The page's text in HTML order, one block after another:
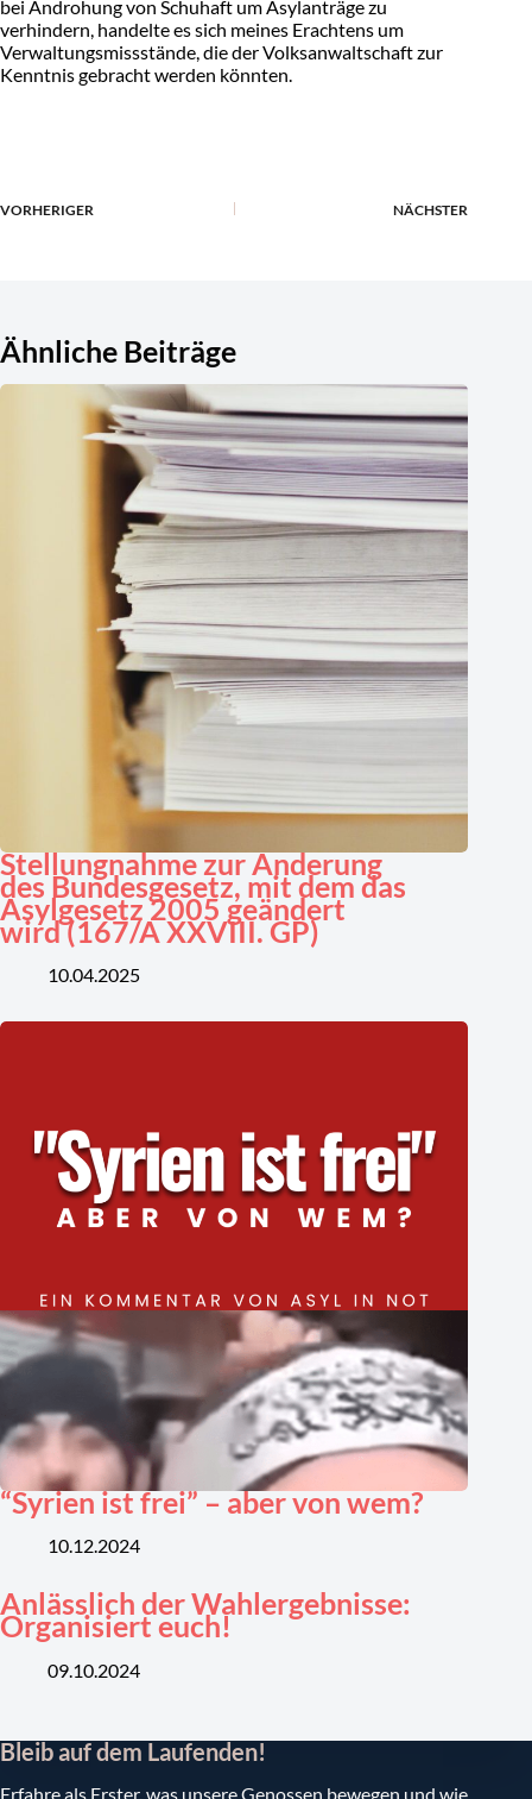
bei Androhung von Schuhaft um Asylanträge zu
verhindern, handelte es sich meines Erachtens um
Verwaltungsmissstände, die der Volksanwaltschaft zur
Kenntnis gebracht werden könnten.
VORHERIGER NÄCHSTER
Ähnliche Beiträge
Stellungnahme zur Änderung
des Bundesgesetz, mit dem das
Asylgesetz 2005 geändert
wird (167/A XXVIII. GP)
10.04.2025
“Syrien ist frei” – aber von wem?
10.12.2024
Anlässlich der Wahlergebnisse:
Organisiert euch!
09.10.2024
Bleib auf dem Laufenden!
Erfahre als Erster, was unsere Genossen bewegen und wie